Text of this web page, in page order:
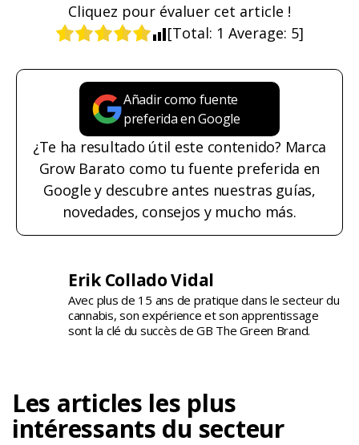
Cliquez pour évaluer cet article !
[Total: 1 Average: 5]
Añadir como fuente
preferida en Google
¿Te ha resultado útil este contenido? Marca
Grow Barato como tu fuente preferida en
Google y descubre antes nuestras guías,
novedades, consejos y mucho más.
Erik Collado Vidal
Avec plus de 15 ans de pratique dans le secteur du
cannabis, son expérience et son apprentissage
sont la clé du succès de GB The Green Brand.
Les articles les plus
intéressants du secteur